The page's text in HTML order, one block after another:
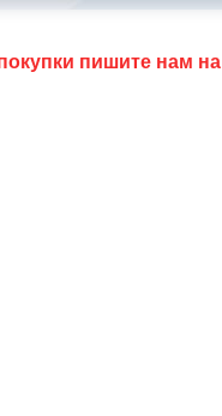
пишите нам на